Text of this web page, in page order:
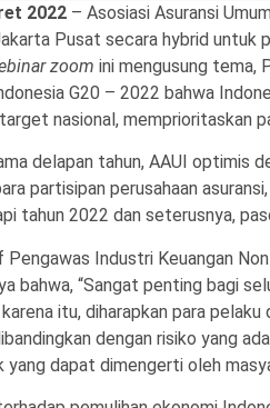
2022 – Asosiasi Asuransi
Pusat secara hybrid untuk
zoom ini mengusung tema,
G20 – 2022 bahwa
nasional, memprioritaskan
delapan tahun, AAUI optimis
partisipan perusahaan
tahun 2022 dan seterusnya,
Industri Keuangan
bahwa, “Sangat penting bagi
itu, diharapkan para
dengan risiko yang
dapat dimengerti oleh